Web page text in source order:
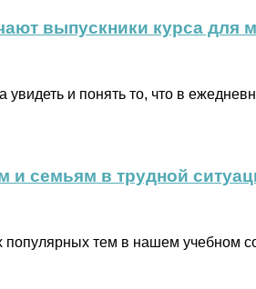
выпускники курса для
и понять то, что в
семьям в трудной
тем в нашем учебном